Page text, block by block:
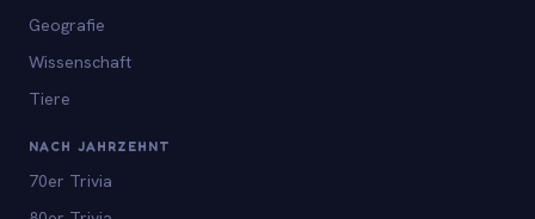
Geografie
Wissenschaft
Tiere
NACH JAHRZEHNT
70er Trivia